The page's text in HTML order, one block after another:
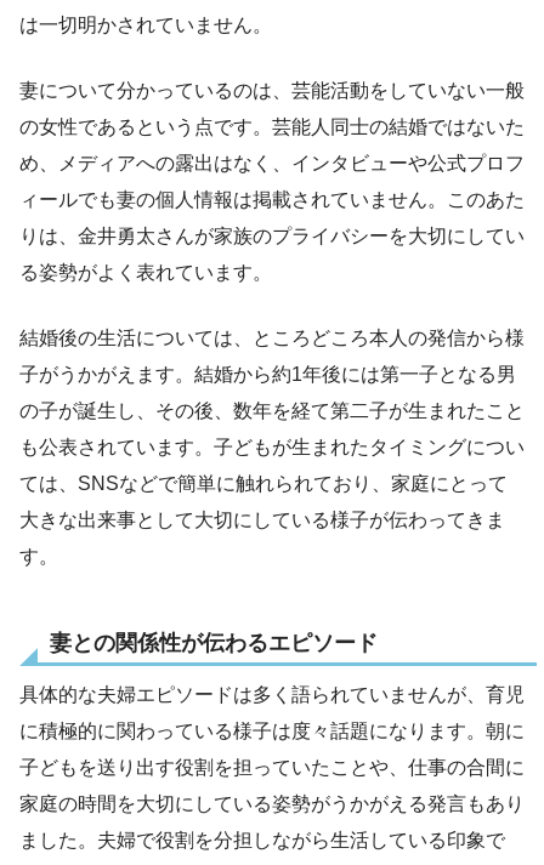
は一切明かされていません。
妻について分かっているのは、芸能活動をしていない一般
の女性であるという点です。芸能人同士の結婚ではないた
め、メディアへの露出はなく、インタビューや公式プロフ
ィールでも妻の個人情報は掲載されていません。このあた
りは、金井勇太さんが家族のプライバシーを大切にしてい
る姿勢がよく表れています。
結婚後の生活については、ところどころ本人の発信から様
子がうかがえます。結婚から約1年後には第一子となる男
の子が誕生し、その後、数年を経て第二子が生まれたこと
も公表されています。子どもが生まれたタイミングについ
ては、SNSなどで簡単に触れられており、家庭にとって
大きな出来事として大切にしている様子が伝わってきま
す。
妻との関係性が伝わるエピソード
具体的な夫婦エピソードは多く語られていませんが、育児
に積極的に関わっている様子は度々話題になります。朝に
子どもを送り出す役割を担っていたことや、仕事の合間に
家庭の時間を大切にしている姿勢がうかがえる発言もあり
ました。夫婦で役割を分担しながら生活している印象で